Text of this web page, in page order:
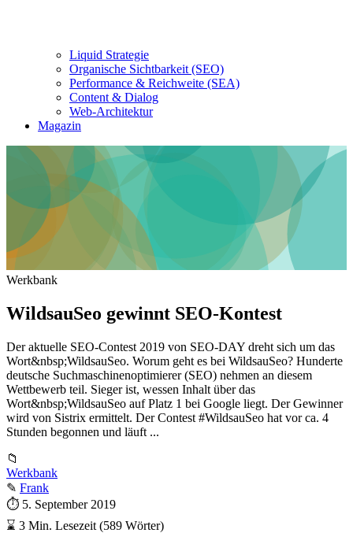
Liquid Strategie
Organische Sichtbarkeit (SEO)
Performance & Reichweite (SEA)
Content & Dialog
Web-Architektur
Magazin
Werkbank
WildsauSeo gewinnt SEO-Kontest
Der aktuelle SEO-Contest 2019 von SEO-DAY dreht sich um das
Wort&nbsp;WildsauSeo. Worum geht es bei WildsauSeo? Hunderte
deutsche Suchmaschinenoptimierer (SEO) nehmen an diesem
Wettbewerb teil. Sieger ist, wessen Inhalt über das
Wort&nbsp;WildsauSeo auf Platz 1 bei Google liegt. Der Gewinner
wird von Sistrix ermittelt. Der Contest #WildsauSeo hat vor ca. 4
Stunden begonnen und läuft ...
📁
Werkbank
✎ Frank
⏱ 5. September 2019
⌛ 3 Min. Lesezeit (589 Wörter)